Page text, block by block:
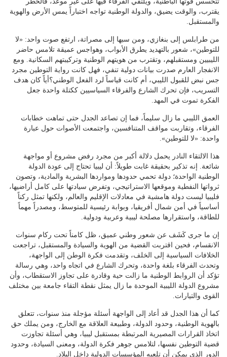
يقترب، والوقت يضيق، والدولة الوطنية تواجه اختباراً يمس الأرض والهوية
والمستقبل.
من طرابلس إلى بنغازي، ومن سبها إلى مصراتة، ارتفع صوت واحد: «لا
للتوطين»، شعور بالتهديد يطرق الأبواب، وهواجس عميقة تلامس حاضر
الليبيين ومستقبلهم، وتقترب من هويتهم الوطنية وتركيبتهم السكانية. ومع
الانفجار العارم صدرت بيانات دولية تنفي، فهل كانت رواية التوطين مجرد
جس نبض للقبول الليبي، أم كانت قياساً لرد الفعل الوطني؟أياً كان هدف
التسريب، فإن تحرك الشارع والفرقاء السياسيين ككتلة واحدة جعل
الفكرة تموت في المهد.
العمق الليبي ما زال سليماً، فما إن تصاعد الجدل حتى تماهت خطابات
الفرقاء، وتقاربت مواقف المتنافسين، واجتمعت الأصوات حول عبارة
واحدة: «لا للتوطين».
هذا الالتقاء النادر يحمل دلالة أكبر من مجرد رفض مشروع أو مواجهة
شائعة. إنه تذكير بحقيقة غابت طويلاً: أن ليبيا تحتاج إلى عودة الدولة
الوطنية الواحدة؛ دولة تحمي حدودها ومواردها البشرية والمادية، وتصون
ثرواتها النفطية وموقعها الاستراتيجي، وتفرض سيادتها على كامل أراضيها،
فليبيا ليست دولة هامشية في معادلات الإقليم والعالم، ولكنها تمثل ركناً
أساسياً في أمن شمال أفريقيا، وبوابة رئيسية للمتوسط، ومصدراً مهماً
للطاقة، واستقرارها مصلحة ليبية وعربية ودولية.
إن ما جرى كَشَف عن شعور وطني عميق، ظل كامناً تحت ركام سنوات
الانقسام، فحين اقتربت القضية من الهوية والسيادة والمستقبل، تراجعت
الخلافات السياسية إلى الخلف، وتقدمت فكرة الوطن إلى الواجهة،
وتحدث الفرقاء بلغة واحدة، وتحرك الشارع في اتجاه واحد، وهي رسالة
تؤكد أن الروابط الوطنية ما زالت حية وقادرة على تجاوز الاستقطاب، وأن
مشروع الدولة الليبية الموحدة ما زال يمثل نقطة التقاء جامعة بين مختلف
القوى والتيارات.
كما أن هذا الجدل قد أعاد إلى الواجهة أسئلة مؤجلة منذ سنوات، تتعلق
بالهوية الوطنية، وحدود الدولة، وطبيعة العلاقة مع الخارج، ومن يملك حق
اتخاذ القرارات المصيرية المرتبطة بمستقبل ليبيا، وهي أسئلة تجاوزت
قضية التوطين نفسها، لتلامس جوهر فكرة الدولة، ومعنى السيادة، وحدود
الدور الذي يمكن أن تلعبه المؤسسات الدولية داخل البلاد.